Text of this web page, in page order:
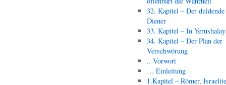
32. Kapitel – Der duldende
Diener
33. Kapitel – In
34. Kapitel – Der Plan der
Verschwörung
.. Vorwort
… Einleitung
1.Kapitel – Römer,